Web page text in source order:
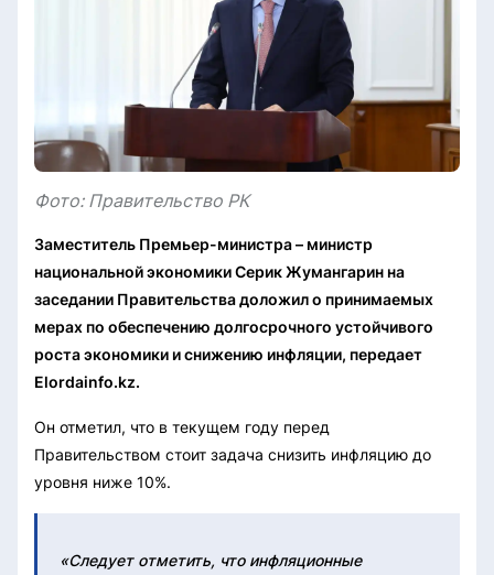
Фото: Правительство РК
Заместитель Премьер-министра – министр
национальной экономики Серик Жумангарин на
заседании Правительства доложил о принимаемых
мерах по обеспечению долгосрочного устойчивого
роста экономики и снижению инфляции, передает
Elordainfo.kz.
Он отметил, что в текущем году перед
Правительством стоит задача снизить инфляцию до
уровня ниже 10%.
«Следует отметить, что инфляционные